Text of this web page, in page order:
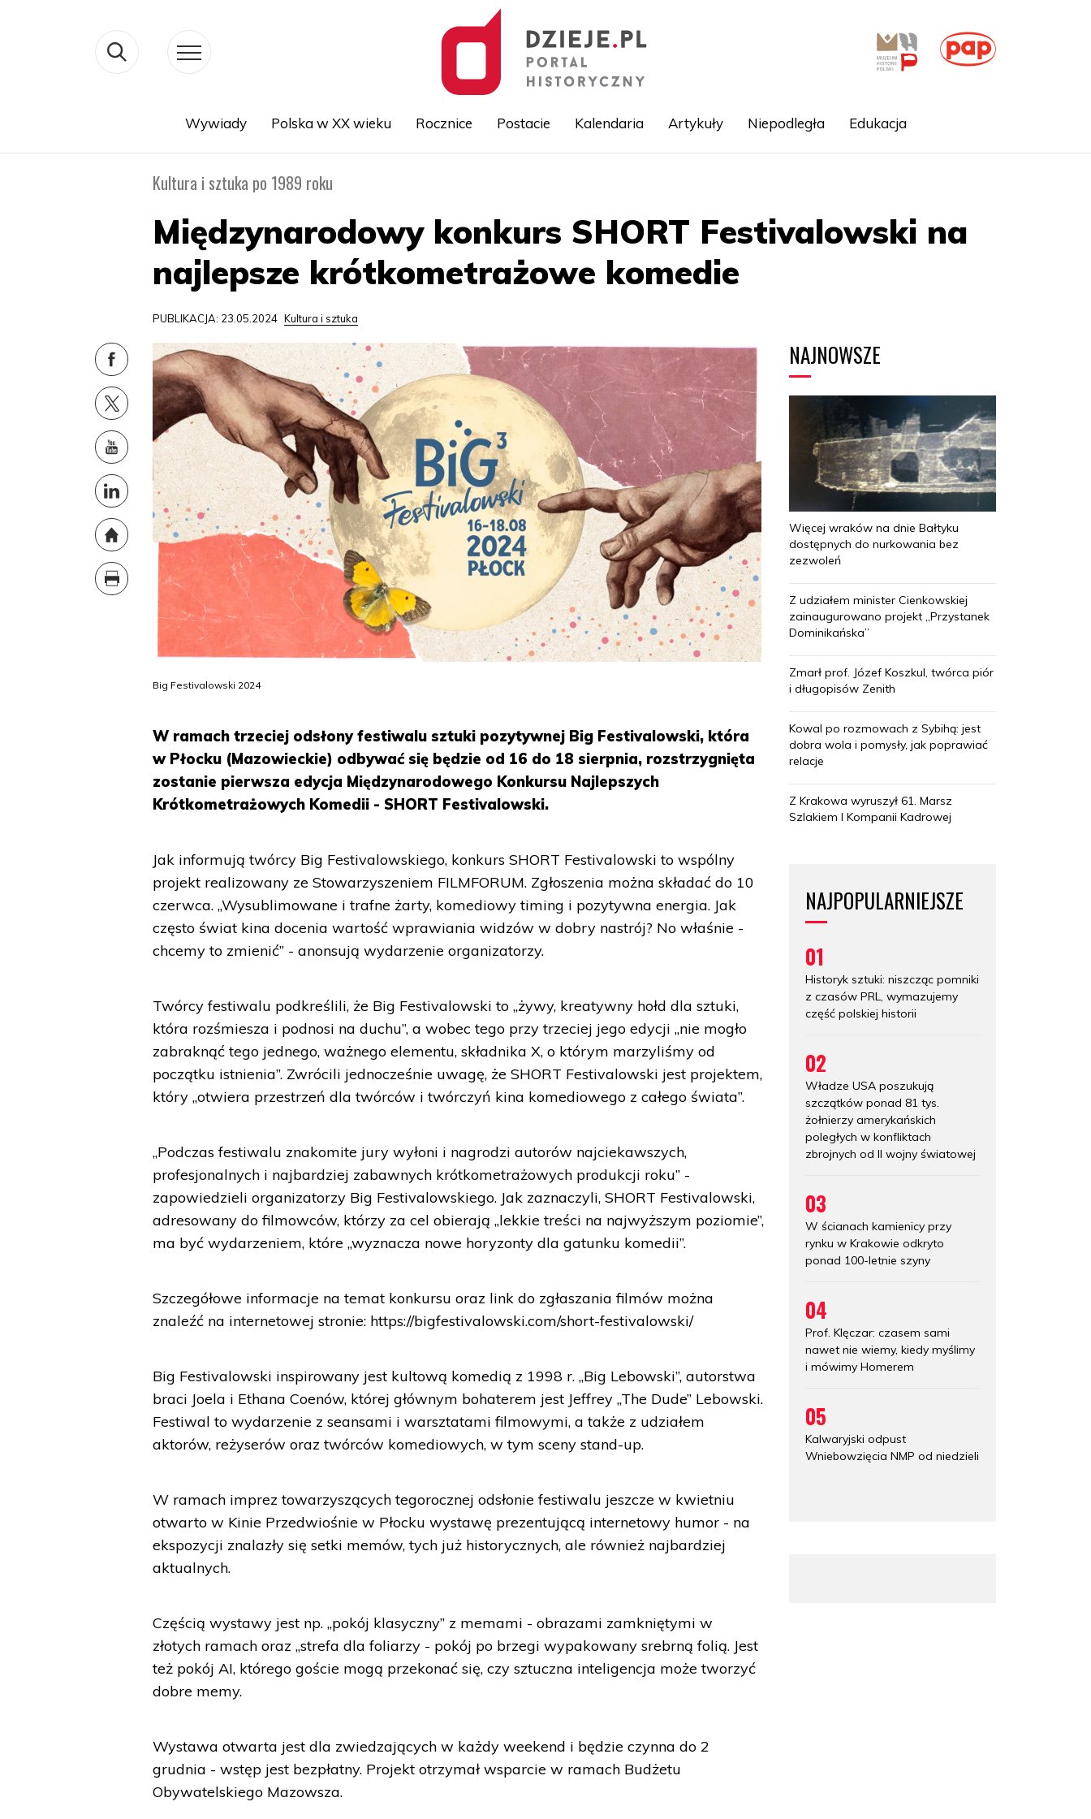
Wywiady Polska w XX wieku Rocznice Postacie Kalendaria Artykuły Niepodległa Edukacja
Kultura i sztuka po 1989 roku
Międzynarodowy konkurs SHORT Festivalowski na
najlepsze krótkometrażowe komedie
PUBLIKACJA: 23.05.2024 Kultura i sztuka
Big Festivalowski 2024
W ramach trzeciej odsłony festiwalu sztuki pozytywnej Big Festivalowski, która
w Płocku (Mazowieckie) odbywać się będzie od 16 do 18 sierpnia, rozstrzygnięta
zostanie pierwsza edycja Międzynarodowego Konkursu Najlepszych
Krótkometrażowych Komedii - SHORT Festivalowski.
Jak informują twórcy Big Festivalowskiego, konkurs SHORT Festivalowski to wspólny
projekt realizowany ze Stowarzyszeniem FILMFORUM. Zgłoszenia można składać do 10
czerwca. „Wysublimowane i trafne żarty, komediowy timing i pozytywna energia. Jak
często świat kina docenia wartość wprawiania widzów w dobry nastrój? No właśnie -
chcemy to zmienić” - anonsują wydarzenie organizatorzy.
Twórcy festiwalu podkreślili, że Big Festivalowski to „żywy, kreatywny hołd dla sztuki,
która rozśmiesza i podnosi na duchu”, a wobec tego przy trzeciej jego edycji „nie mogło
zabraknąć tego jednego, ważnego elementu, składnika X, o którym marzyliśmy od
początku istnienia”. Zwrócili jednocześnie uwagę, że SHORT Festivalowski jest projektem,
który „otwiera przestrzeń dla twórców i twórczyń kina komediowego z całego świata”.
„Podczas festiwalu znakomite jury wyłoni i nagrodzi autorów najciekawszych,
profesjonalnych i najbardziej zabawnych krótkometrażowych produkcji roku” -
zapowiedzieli organizatorzy Big Festivalowskiego. Jak zaznaczyli, SHORT Festivalowski,
adresowany do filmowców, którzy za cel obierają „lekkie treści na najwyższym poziomie”,
ma być wydarzeniem, które „wyznacza nowe horyzonty dla gatunku komedii”.
Szczegółowe informacje na temat konkursu oraz link do zgłaszania filmów można
znaleźć na internetowej stronie: https://bigfestivalowski.com/short-festivalowski/
Big Festivalowski inspirowany jest kultową komedią z 1998 r. „Big Lebowski”, autorstwa
braci Joela i Ethana Coenów, której głównym bohaterem jest Jeffrey „The Dude” Lebowski.
Festiwal to wydarzenie z seansami i warsztatami filmowymi, a także z udziałem
aktorów, reżyserów oraz twórców komediowych, w tym sceny stand-up.
W ramach imprez towarzyszących tegorocznej odsłonie festiwalu jeszcze w kwietniu
otwarto w Kinie Przedwiośnie w Płocku wystawę prezentującą internetowy humor - na
ekspozycji znalazły się setki memów, tych już historycznych, ale również najbardziej
aktualnych.
Częścią wystawy jest np. „pokój klasyczny” z memami - obrazami zamkniętymi w
złotych ramach oraz „strefa dla foliarzy - pokój po brzegi wypakowany srebrną folią. Jest
też pokój AI, którego goście mogą przekonać się, czy sztuczna inteligencja może tworzyć
dobre memy.
Wystawa otwarta jest dla zwiedzających w każdy weekend i będzie czynna do 2
grudnia - wstęp jest bezpłatny. Projekt otrzymał wsparcie w ramach Budżetu
Obywatelskiego Mazowsza.
NAJNOWSZE
Więcej wraków na dnie Bałtyku
dostępnych do nurkowania bez
zezwoleń
Z udziałem minister Cienkowskiej
zainaugurowano projekt „Przystanek
Dominikańska”
Zmarł prof. Józef Koszkul, twórca piór
i długopisów Zenith
Kowal po rozmowach z Sybihą: jest
dobra wola i pomysły, jak poprawiać
relacje
Z Krakowa wyruszył 61. Marsz
Szlakiem I Kompanii Kadrowej
NAJPOPULARNIEJSZE
01
Historyk sztuki: niszcząc pomniki
z czasów PRL, wymazujemy
część polskiej historii
02
Władze USA poszukują
szczątków ponad 81 tys.
żołnierzy amerykańskich
poległych w konfliktach
zbrojnych od II wojny światowej
03
W ścianach kamienicy przy
rynku w Krakowie odkryto
ponad 100-letnie szyny
04
Prof. Klęczar: czasem sami
nawet nie wiemy, kiedy myślimy
i mówimy Homerem
05
Kalwaryjski odpust
Wniebowzięcia NMP od niedzieli